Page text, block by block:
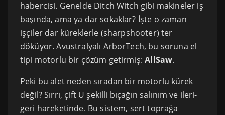
habercisi. Genelde Ditch Witch gibi makineler iş
başında, ama ya dar sokaklar? İşte o zaman
işçiler dar küreklerle (sharpshooter) ter
döküyor. Avustralyalı ArborTech, bu soruna el
tipi motorlu bir çözüm getirmiş:AllSaw.
Peki bu alet neden sıradan bir motorlu kürek
değil? Sırrı, çift U şekilli bıçağın salınım ve ileri-
geri hareketinde. Bu sistem, sert toprağa